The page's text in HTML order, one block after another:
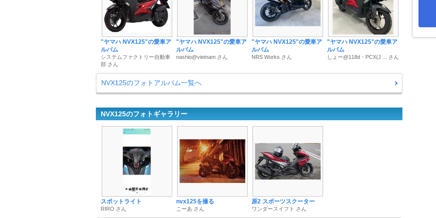
"ヤマハ NVX125"の愛車ア
ルバム
システムファクトリー自動車
部 さん
"ヤマハ NVX125"の愛車ア
ルバム
nashio@vietnam さん
"ヤマハ NVX125"の愛車ア
ルバム
NRS Works さん
"ヤマハ NVX125"の愛車ア
ルバム
しょー@118d・PCX(J ... さん
NVX125のフォトアルバム一覧へ
NVX125のフォトギャラリー
スポットライト
RIRO さん
nvx125を撮る
こーあ さん
原2 スポーツスクーター
ワンダースイフト さん